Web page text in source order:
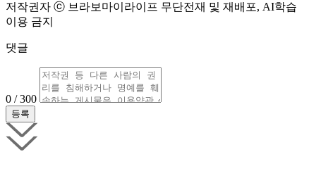
저작권자 ⓒ 브라보마이라이프 무단전재 및 재배포, AI학습
이용 금지
댓글
0 / 300